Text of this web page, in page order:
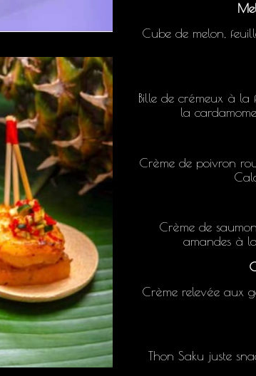
Cube de melon,
Bille de crémeux à la
la
Crème de poivron
Crème de
amandes à
Crème relevée aux
Thon Saku juste